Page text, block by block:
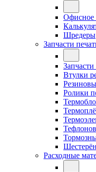
Офисное
Шредеры
Запчасти
Втулки
Ролики
Расходные